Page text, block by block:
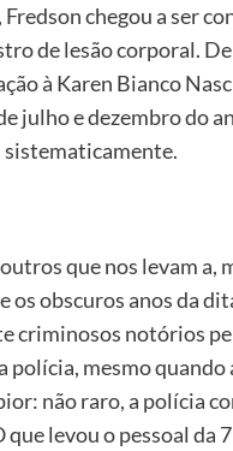
chegou a ser
de lesão corporal.
à Karen Bianco
julho e dezembro do
sistematicamente.
que nos levam
os obscuros anos da
criminosos notórios
mesmo
não raro, a polícia
levou o pessoal da